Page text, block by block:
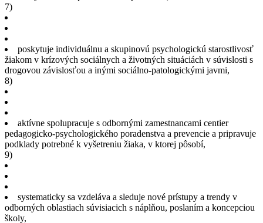
7)
poskytuje individuálnu a skupinovú psychologickú starostlivosť
žiakom v krízových sociálnych a životných situáciách v súvislosti s
drogovou závislosťou a inými sociálno-patologickými javmi,
8)
aktívne spolupracuje s odbornými zamestnancami centier
pedagogicko-psychologického poradenstva a prevencie a pripravuje
podklady potrebné k vyšetreniu žiaka, v ktorej pôsobí,
9)
systematicky sa vzdeláva a sleduje nové prístupy a trendy v
odborných oblastiach súvisiacich s náplňou, poslaním a koncepciou
školy,